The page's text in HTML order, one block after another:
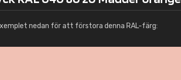
nedan för att förstora denna RAL-färg: